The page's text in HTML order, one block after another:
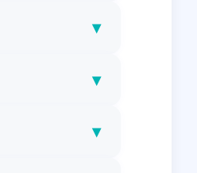
▾
▾
▾